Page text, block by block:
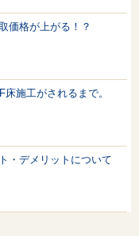
価格が上がる！？
床施工がされるまで。
・デメリットについて